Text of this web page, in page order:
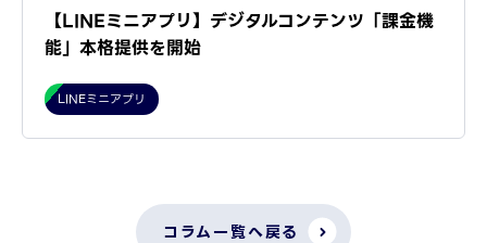
【LINEミニアプリ】デジタルコンテンツ「課金機
能」本格提供を開始
LINEミニアプリ
コラム一覧へ戻る